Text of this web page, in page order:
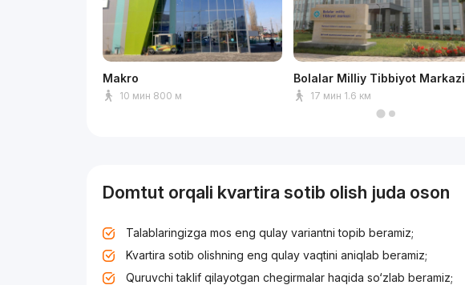
Makro
10 мин 800 м
Bolalar Milliy Tibbiyot Markazi
17 мин 1.6 км
Domtut orqali kvartira sotib olish juda oson
Talablaringizga mos eng qulay variantni topib beramiz;
Kvartira sotib olishning eng qulay vaqtini aniqlab beramiz;
Quruvchi taklif qilayotgan chegirmalar haqida so‘zlab beramiz;